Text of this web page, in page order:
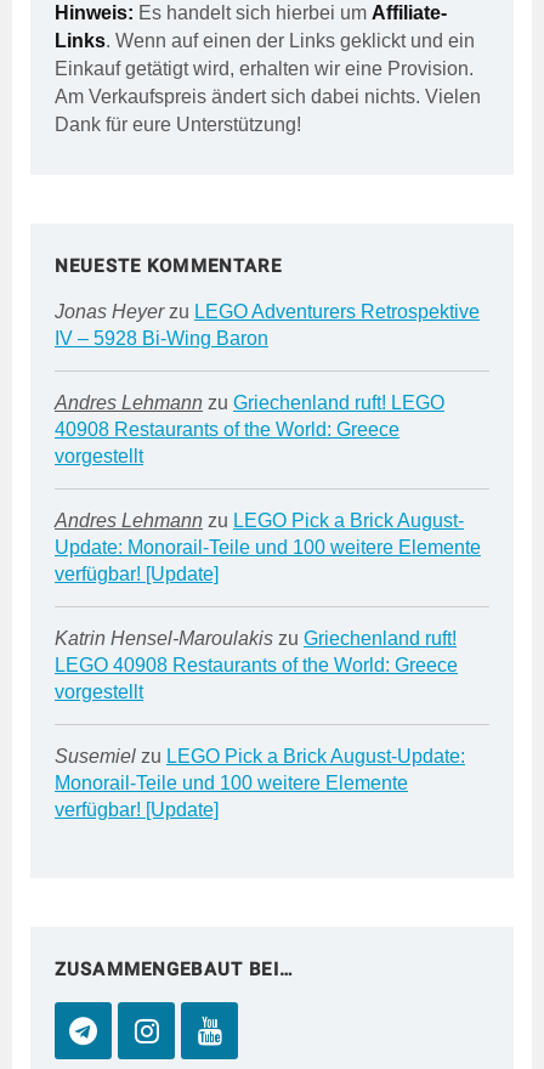
Hinweis: Es handelt sich hierbei um Affiliate-
Links. Wenn auf einen der Links geklickt und ein
Einkauf getätigt wird, erhalten wir eine Provision.
Am Verkaufspreis ändert sich dabei nichts. Vielen
Dank für eure Unterstützung!
NEUESTE KOMMENTARE
Jonas Heyerzu LEGO Adventurers Retrospektive
IV – 5928 Bi-Wing Baron
Andres Lehmann zu Griechenland ruft! LEGO
40908 Restaurants of the World: Greece
vorgestellt
Andres Lehmann zu LEGO Pick a Brick August-
Update: Monorail-Teile und 100 weitere Elemente
verfügbar! [Update]
Katrin Hensel-Maroulakis zu Griechenland ruft!
LEGO 40908 Restaurants of the World: Greece
vorgestellt
Susemiel zu LEGO Pick a Brick August-Update:
Monorail-Teile und 100 weitere Elemente
verfügbar! [Update]
ZUSAMMENGEBAUT BEI…